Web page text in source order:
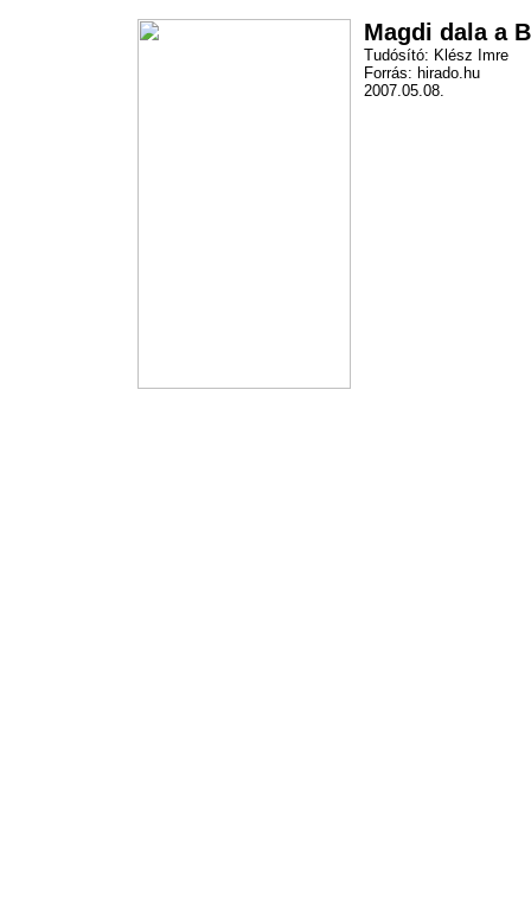
Magdi dala a
Tudósító: Klész Imre
Forrás: hirado.hu
2007.05.08.